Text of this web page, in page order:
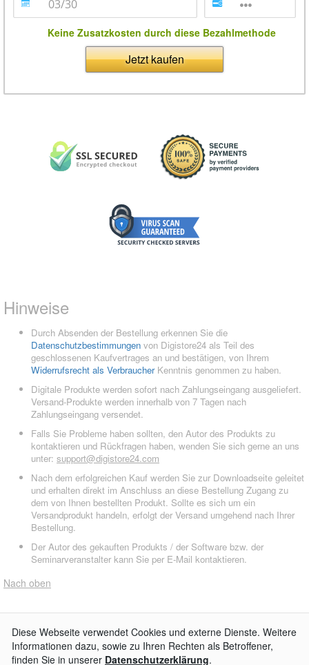
Keine Zusatzkosten durch diese Bezahlmethode
Jetzt kaufen
Hinweise
Durch Absenden der Bestellung erkennen Sie die
Datenschutzbestimmungen von Digistore24 als Teil des
geschlossenen Kaufvertrages an und bestätigen, von Ihrem
Widerrufsrecht als VerbraucherKenntnis genommen zu haben.
Digitale Produkte werden sofort nach Zahlungseingang ausgeliefert.
Versand-Produkte werden innerhalb von 7 Tagen nach
Zahlungseingang versendet.
Falls Sie Probleme haben sollten, den Autor des Produkts zu
kontaktieren und Rückfragen haben, wenden Sie sich gerne an uns
unter: support@digistore24.com
Nach dem erfolgreichen Kauf werden Sie zur Downloadseite geleitet
und erhalten direkt im Anschluss an diese Bestellung Zugang zu
dem von Ihnen bestellten Produkt. Sollte es sich um ein
Versandprodukt handeln, erfolgt der Versand umgehend nach Ihrer
Bestellung.
Der Autor des gekauften Produkts / der Software bzw. der
Seminarveranstalter kann Sie per E-Mail kontaktieren.
Nach oben
AGB Impressum Widerrufsbelehrung
Datenschutzerklärung
Kontakt